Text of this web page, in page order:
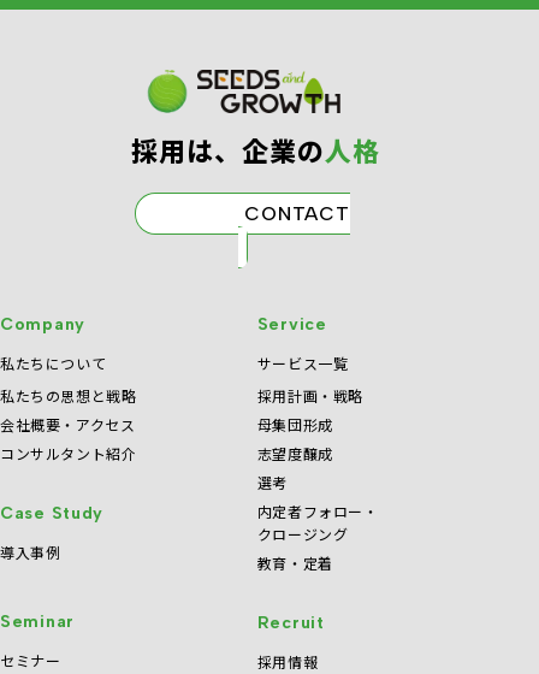
採⽤は、企業の⼈格
CONTACT
Company
私たちについて
私たちの思想と戦略
会社概要・アクセス
コンサルタント紹介
Service
サービス一覧
採用計画・戦略
母集団形成
志望度醸成
選考
内定者フォロー・
クロージング
教育・定着
Case Study
導入事例
Seminar
セミナー
Recruit
採用情報